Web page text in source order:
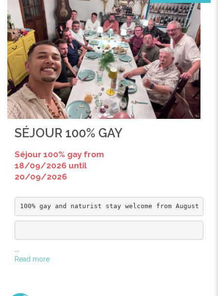
SÉJOUR 100% GAY
Séjour 100% gay from
18/09/2026 until
20/09/2026
Read more